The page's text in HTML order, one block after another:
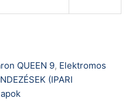
QUEEN 9, Elektromos
(IPARI